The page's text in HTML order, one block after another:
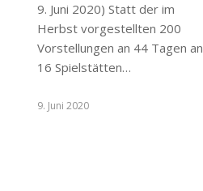
9. Juni 2020) Statt der im
Herbst vorgestellten 200
Vorstellungen an 44 Tagen an
16 Spielstätten…
9. Juni 2020